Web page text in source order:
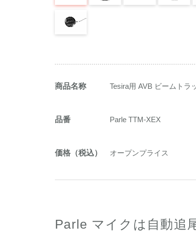
商品名称 Tesira用 AVB ビームトラ
品番 Parle TTM-XEX
価格（税込） オープンプライス
Parle マイクは自動追